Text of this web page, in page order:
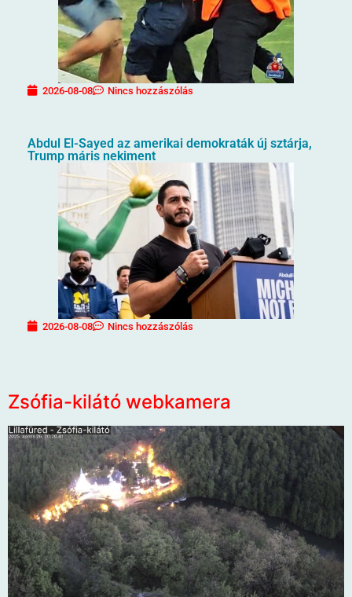
2026-08-08 Nincs hozzászólás
Abdul El-Sayed az amerikai demokraták új sztárja,
Trump máris nekiment
2026-08-08 Nincs hozzászólás
Zsófia-kilátó webkamera